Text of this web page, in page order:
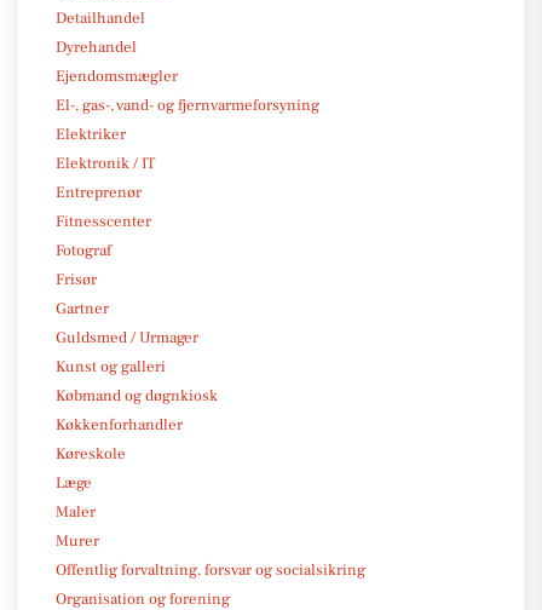
Detailhandel
Dyrehandel
Ejendomsmægler
El-, gas-, vand- og fjernvarmeforsyning
Elektriker
Elektronik / IT
Entreprenør
Fitnesscenter
Fotograf
Frisør
Gartner
Guldsmed / Urmager
Kunst og galleri
Købmand og døgnkiosk
Køkkenforhandler
Køreskole
Læge
Maler
Murer
Offentlig forvaltning, forsvar og socialsikring
Organisation og forening